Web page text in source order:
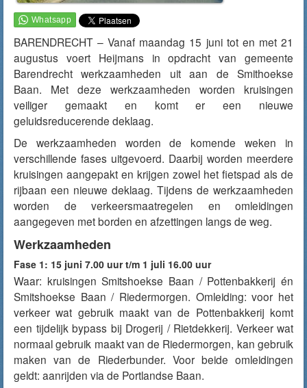
BARENDRECHT – Vanaf maandag 15 juni tot en met 21
augustus voert Heijmans in opdracht van gemeente
Barendrecht werkzaamheden uit aan de Smithoekse
Baan. Met deze werkzaamheden worden kruisingen
veiliger gemaakt en komt er een nieuwe
geluidsreducerende deklaag.
De werkzaamheden worden de komende weken in
verschillende fases uitgevoerd. Daarbij worden meerdere
kruisingen aangepakt en krijgen zowel het fietspad als de
rijbaan een nieuwe deklaag. Tijdens de werkzaamheden
worden de verkeersmaatregelen en omleidingen
aangegeven met borden en afzettingen langs de weg.
Werkzaamheden
Fase 1: 15 juni 7.00 uur t/m 1 juli 16.00 uur
Waar: kruisingen Smitshoekse Baan / Pottenbakkerij én
Smitshoekse Baan / Riedermorgen. Omleiding: voor het
verkeer wat gebruik maakt van de Pottenbakkerij komt
een tijdelijk bypass bij Drogerij / Rietdekkerij. Verkeer wat
normaal gebruik maakt van de Riedermorgen, kan gebruik
maken van de Riederbunder. Voor beide omleidingen
geldt: aanrijden via de Portlandse Baan.